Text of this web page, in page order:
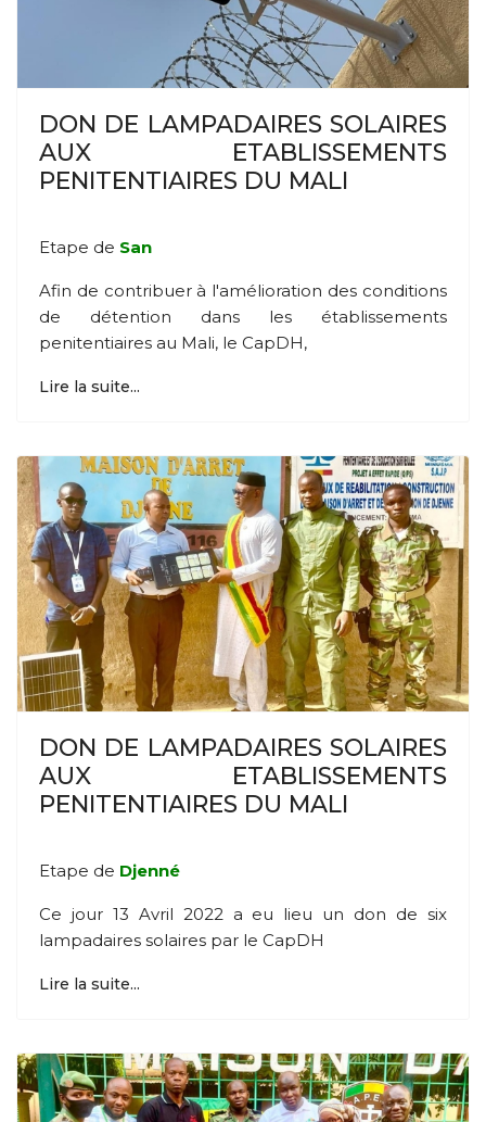
DON DE LAMPADAIRES SOLAIRES
AUX ETABLISSEMENTS
PENITENTIAIRES DU MALI
Etape de San
Afin de contribuer à l'amélioration des conditions
de détention dans les établissements
penitentiaires au Mali, le CapDH,
Lire la suite...
DON DE LAMPADAIRES SOLAIRES
AUX ETABLISSEMENTS
PENITENTIAIRES DU MALI
Etape de Djenné
Ce jour 13 Avril 2022 a eu lieu un don de six
lampadaires solaires par le CapDH
Lire la suite...